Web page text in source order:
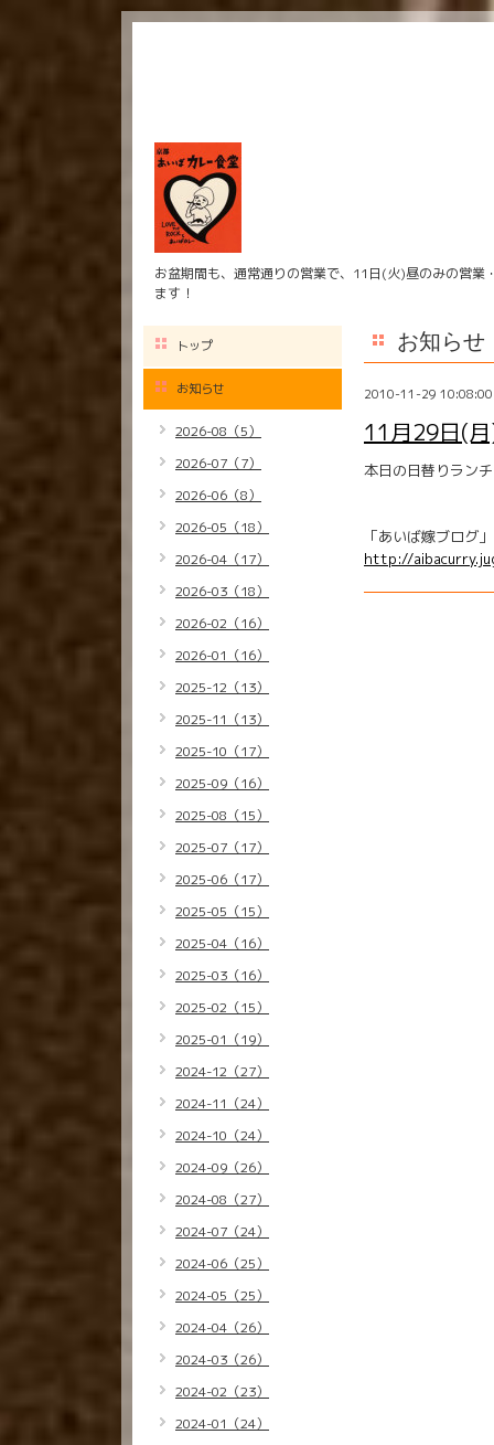
お盆期間も、通常通りの営業で、11日(火)昼のみの営
ます！
お知らせ
2010-11-29 10:08:00
11月29日(
本日の日替りラン
「あいば嫁ブログ」
http://
トップ
お知らせ
2026-08（5）
2026-07（7）
2026-06（8）
2026-05（18）
2026-04（17）
2026-03（18）
2026-02（16）
2026-01（16）
2025-12（13）
2025-11（13）
2025-10（17）
2025-09（16）
2025-08（15）
2025-07（17）
2025-06（17）
2025-05（15）
2025-04（16）
2025-03（16）
2025-02（15）
2025-01（19）
2024-12（27）
2024-11（24）
2024-10（24）
2024-09（26）
2024-08（27）
2024-07（24）
2024-06（25）
2024-05（25）
2024-04（26）
2024-03（26）
2024-02（23）
2024-01（24）